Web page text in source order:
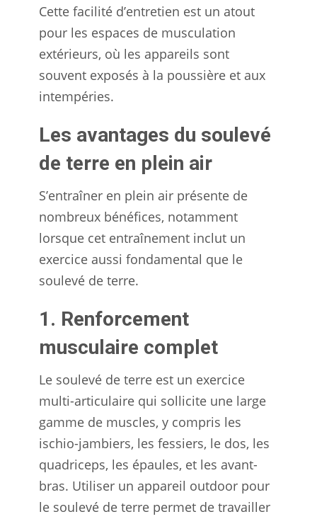
Cette facilité d’entretien est un atout
pour les espaces de musculation
extérieurs, où les appareils sont
souvent exposés à la poussière et aux
intempéries.
Les avantages du soulevé
de terre en plein air
S’entraîner en plein air présente de
nombreux bénéfices, notamment
lorsque cet entraînement inclut un
exercice aussi fondamental que le
soulevé de terre.
1. Renforcement
musculaire complet
Le soulevé de terre est un exercice
multi-articulaire qui sollicite une large
gamme de muscles, y compris les
ischio-jambiers, les fessiers, le dos, les
quadriceps, les épaules, et les avant-
bras. Utiliser un appareil outdoor pour
le soulevé de terre permet de travailler